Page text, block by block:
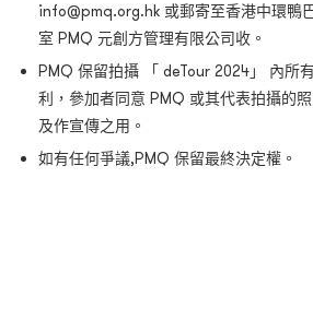
info@pmq.org.hk 或郵寄至香港中環鴨
室 PMQ 元創方管理有限公司收。
PMQ 保留拍攝 「 deTour 2024」 內所
利，參加者同意 PMQ 或其代表拍攝的
及作宣傳之用。
如有任何爭議,PMQ 保留最終決定權。